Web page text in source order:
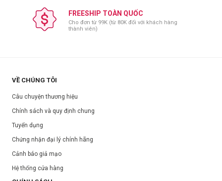
FREESHIP TOÀN QUỐC
Cho đơn từ 99K (từ 80K đối với khách hàng
thành viên)
VỀ CHÚNG TÔI
Câu chuyện thương hiệu
Chính sách và quy định chung
Tuyển dụng
Chứng nhận đại lý chính hãng
Cảnh báo giả mạo
Hệ thống cửa hàng